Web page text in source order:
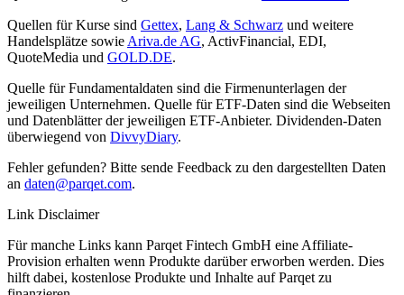
Quellen für Kurse sind Gettex, Lang & Schwarz und weitere
Handelsplätze sowie Ariva.de AG, ActivFinancial, EDI,
QuoteMedia und GOLD.DE.
Quelle für Fundamentaldaten sind die Firmenunterlagen der
jeweiligen Unternehmen. Quelle für ETF-Daten sind die Webseiten
und Datenblätter der jeweiligen ETF-Anbieter. Dividenden-Daten
überwiegend von DivvyDiary.
Fehler gefunden? Bitte sende Feedback zu den dargestellten Daten
an daten@parqet.com.
Link Disclaimer
Für manche Links kann Parqet Fintech GmbH eine Affiliate-
Provision erhalten wenn Produkte darüber erworben werden. Dies
hilft dabei, kostenlose Produkte und Inhalte auf Parqet zu